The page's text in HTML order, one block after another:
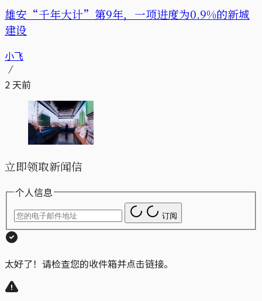
雄安“千年大计”第9年，一项进度为0.9%的新城
建设
小飞
2 天前
立即领取新闻信
个人信息
订阅
太好了！请检查您的收件箱并点击链接。